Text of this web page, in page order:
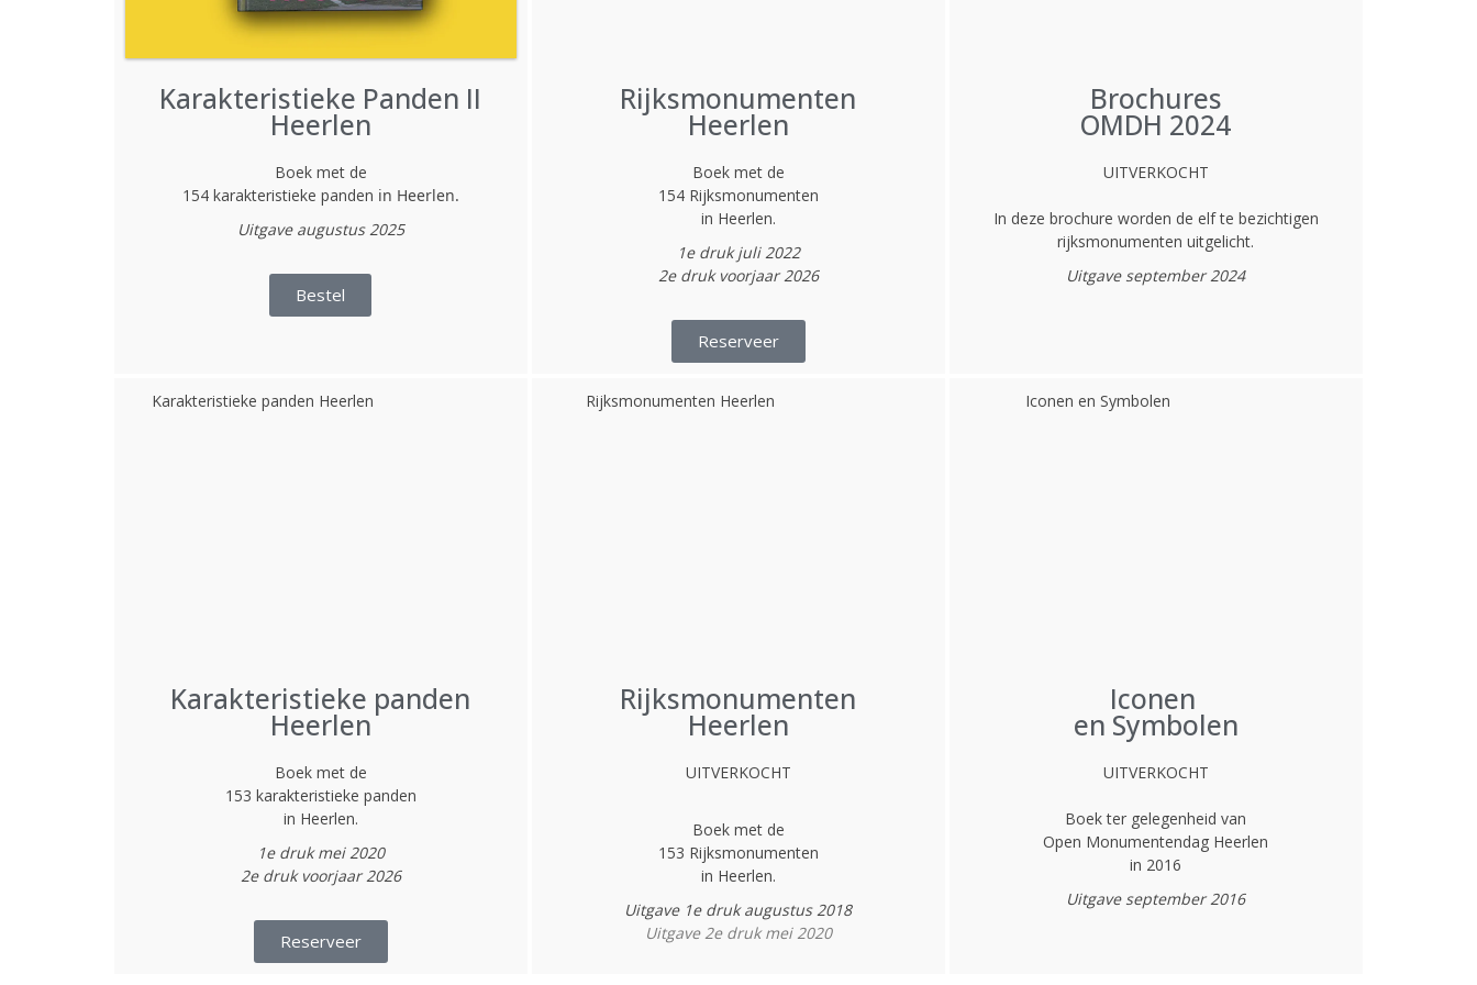
Karakteristieke Panden II
Heerlen
Boek met de
154 karakteristieke panden in Heerlen.
Uitgave augustus 2025
Bestel
Rijksmonumenten
Heerlen
Boek met de
154 Rijksmonumenten
in Heerlen.
1e druk juli 2022
2e druk voorjaar 2026
Reserveer
Brochures
OMDH 2024
UITVERKOCHT
In deze brochure worden de elf te bezichtigen
rijksmonumenten uitgelicht.
Uitgave september 2024
Karakteristieke panden Heerlen
Karakteristieke panden
Heerlen
Boek met de
153 karakteristieke panden
in Heerlen.
1e druk mei 2020
2e druk voorjaar 2026
Reserveer
Rijksmonumenten Heerlen
Rijksmonumenten
Heerlen
UITVERKOCHT
Boek met de
153 Rijksmonumenten
in Heerlen.
Uitgave 1e druk augustus 2018
Uitgave 2e druk mei 2020
Iconen en Symbolen
Iconen
en Symbolen
UITVERKOCHT
Boek ter gelegenheid van
Open Monumentendag Heerlen
in 2016
Uitgave september 2016